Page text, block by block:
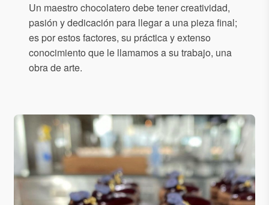
Un maestro chocolatero debe tener creatividad,
pasión y dedicación para llegar a una pieza final;
es por estos factores, su práctica y extenso
conocimiento que le llamamos a su trabajo, una
obra de arte.